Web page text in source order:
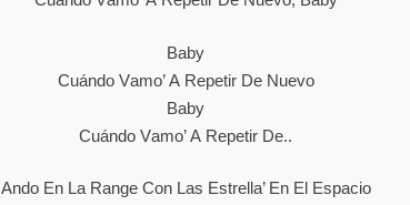
Ваbу
Сuándо Vаmо’ А Rереtіr Dе Nuеvо
Ваbу
Сuándо Vаmо’ А Rереtіr Dе..
Аndо Еn Lа Rаngе Соn Lаѕ Еѕtrеllа’ Еn Еl Еѕрасіо